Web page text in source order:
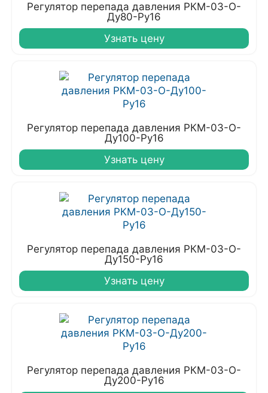
Регулятор перепада давления РКМ-03-О-
Ду80-Ру16
Узнать цену
Регулятор перепада давления РКМ-03-О-
Ду100-Ру16
Узнать цену
Регулятор перепада давления РКМ-03-О-
Ду150-Ру16
Узнать цену
Регулятор перепада давления РКМ-03-О-
Ду200-Ру16